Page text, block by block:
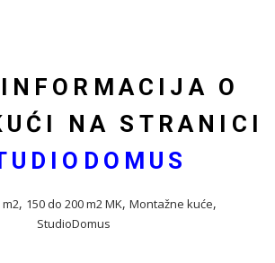
O
NA STRANICI
m2, 150 do 200 m2 MK, Montažne kuće,
StudioDomus